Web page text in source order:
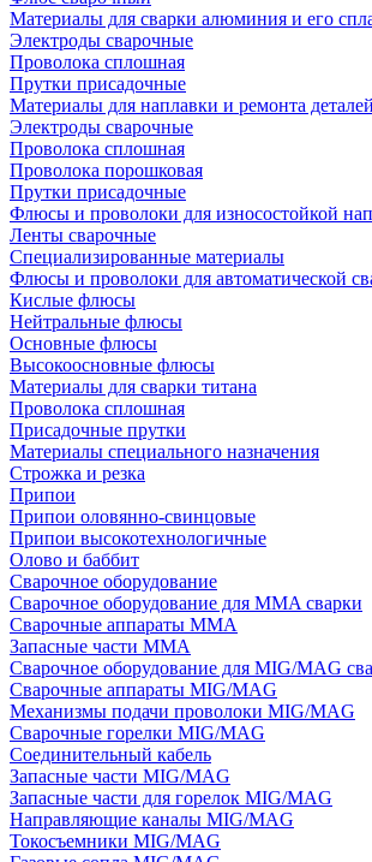
Материалы для сварки алюминия и его
Электроды сварочные
Проволока сплошная
Прутки присадочные
Материалы для наплавки и ремонта деталей
Электроды сварочные
Проволока сплошная
Проволока порошковая
Прутки присадочные
Флюсы и проволоки для износостойкой
Ленты сварочные
Специализированные материалы
Флюсы и проволоки для автоматической
Кислые флюсы
Нейтральные флюсы
Основные флюсы
Высокоосновные флюсы
Материалы для сварки титана
Проволока сплошная
Присадочные прутки
Материалы специального назначения
Строжка и резка
Припои
Припои оловянно-свинцовые
Припои высокотехнологичные
Олово и баббит
Сварочное оборудование
Сварочное оборудование для MMA сварки
Сварочные аппараты MMA
Запасные части MMA
Сварочное оборудование для MIG/MAG
Сварочные аппараты MIG/MAG
Механизмы подачи проволоки MIG/MAG
Сварочные горелки MIG/MAG
Соединительный кабель
Запасные части MIG/MAG
Запасные части для горелок MIG/MAG
Направляющие каналы MIG/MAG
Токосъемники MIG/MAG